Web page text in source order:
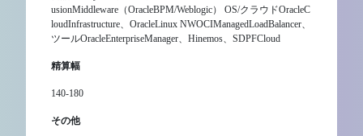
usionMiddleware（OracleBPM/Weblogic） OS/クラウドOracleC
loudInfrastructure、OracleLinux NWOCIManagedLoadBalancer、
ツールOracleEnterpriseManager、Hinemos、SDPFCloud
精算幅
140-180
その他